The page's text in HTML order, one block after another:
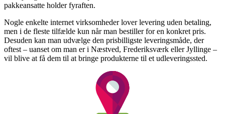
pakkeansatte holder fyraften.
Nogle enkelte internet virksomheder lover levering uden betaling,
men i de fleste tilfælde kun når man bestiller for en konkret pris.
Desuden kan man udvælge den prisbilligste leveringsmåde, der
oftest – uanset om man er i Næstved, Frederiksværk eller Jyllinge –
vil blive at få dem til at bringe produkterne til et udleveringssted.